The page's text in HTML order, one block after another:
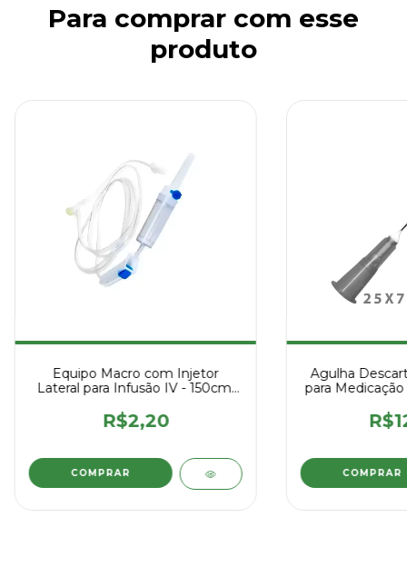
Para comprar com esse
produto
Equipo Macro com Injetor
Lateral para Infusão IV - 150cm,
R$2,20
Agulha
para